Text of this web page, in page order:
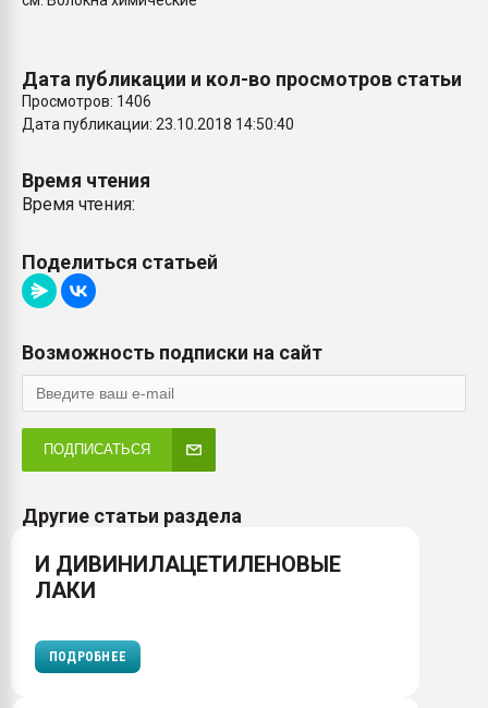
Дата публикации и кол-во просмотров статьи
Просмотров: 1406
Дата публикации: 23.10.2018 14:50:40
Время чтения
Время чтения:
Поделиться статьей
Возможность подписки на сайт
ПОДПИСАТЬСЯ
Другие статьи раздела
И ДИВИНИЛАЦЕТИЛЕНОВЫЕ
ЛАКИ
ПОДРОБНЕЕ